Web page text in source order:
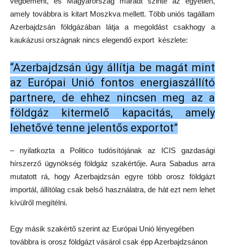
amely továbbra is kitart Moszkva mellett. Több uniós tagállam
Azerbajdzsán földgázában látja a megoldást csakhogy a
kaukázusi országnak nincs elegendő export készlete:
“Azerbajdzsán úgy állítja be magát mint
az Európai Unió fontos energiaszállító
partnere, de ehhez nincsen meg az a
földgáz kitermelő kapacitás, amely
lehetővé tenne jelentős exportot”
– nyilatkozta a Politico tudósítójának az ICIS gazdasági
hírszerző ügynökség földgáz szakértője. Aura Sabadus arra
mutatott rá, hogy Azerbajdzsán egyre több orosz földgázt
importál, állítólag csak belső használatra, de hát ezt nem lehet
kívülről megítélni.
Egy másik szakértő szerint az Európai Unió lényegében
továbbra is orosz földgázt vásárol csak épp Azerbajdzsánon